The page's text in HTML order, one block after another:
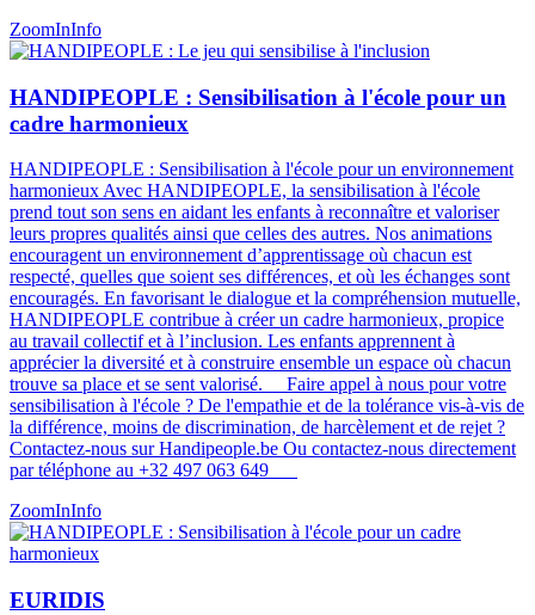
ZoomInInfo
HANDIPEOPLE : Sensibilisation à l'école pour un
cadre harmonieux
HANDIPEOPLE : Sensibilisation à l'école pour un environnement
harmonieux Avec HANDIPEOPLE, la sensibilisation à l'école
prend tout son sens en aidant les enfants à reconnaître et valoriser
leurs propres qualités ainsi que celles des autres. Nos animations
encouragent un environnement d’apprentissage où chacun est
respecté, quelles que soient ses différences, et où les échanges sont
encouragés. En favorisant le dialogue et la compréhension mutuelle,
HANDIPEOPLE contribue à créer un cadre harmonieux, propice
au travail collectif et à l’inclusion. Les enfants apprennent à
apprécier la diversité et à construire ensemble un espace où chacun
trouve sa place et se sent valorisé​​​. Faire appel à nous pour votre
sensibilisation à l'école ? De l'empathie et de la tolérance vis-à-vis de
la différence, moins de discrimination, de harcèlement et de rejet ?
Contactez-nous sur Handipeople.be Ou contactez-nous directement
par téléphone au +32 497 063 649
ZoomInInfo
EURIDIS